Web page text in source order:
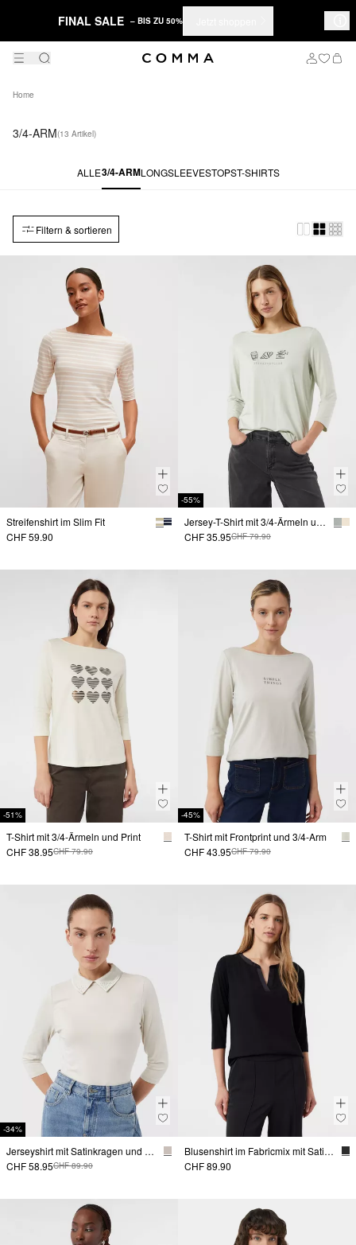
FINAL SALE – BIS ZU 50%
Home
3/4-ARM(13 Artikel)
ALLE3/4-ARMLONGSLEEVESTOPST-SHIRTS
Filtern & sortieren
Streifenshirt im Slim Fit
CHF 59.90
-55%
Jersey-T-Shirt mit 3/4-Ärmeln und Frontprint
CHF 35.95CHF 79.90
-51%
T-Shirt mit 3/4-Ärmeln und Print
CHF 38.95CHF 79.90
-45%
T-Shirt mit Frontprint und 3/4-Arm
CHF 43.95CHF 79.90
-34%
Jerseyshirt mit Satinkragen und Schmucksteinen
CHF 58.95CHF 89.90
Blusenshirt im Fabricmix mit Satin-Blende
CHF 89.90